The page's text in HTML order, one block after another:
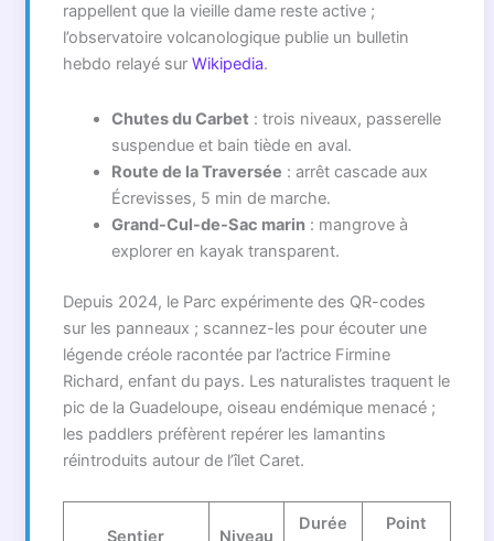
rappellent que la vieille dame reste active ;
l’observatoire volcanologique publie un bulletin
hebdo relayé sur Wikipedia.
Chutes du Carbet : trois niveaux, passerelle
suspendue et bain tiède en aval.
Route de la Traversée : arrêt cascade aux
Écrevisses, 5 min de marche.
Grand-Cul-de-Sac marin: mangrove à
explorer en kayak transparent.
Depuis 2024, le Parc expérimente des QR-codes
sur les panneaux ; scannez-les pour écouter une
légende créole racontée par l’actrice Firmine
Richard, enfant du pays. Les naturalistes traquent le
pic de la Guadeloupe, oiseau endémique menacé ;
les paddlers préfèrent repérer les lamantins
réintroduits autour de l’îlet Caret.
Sentier Niveau
Durée
Point